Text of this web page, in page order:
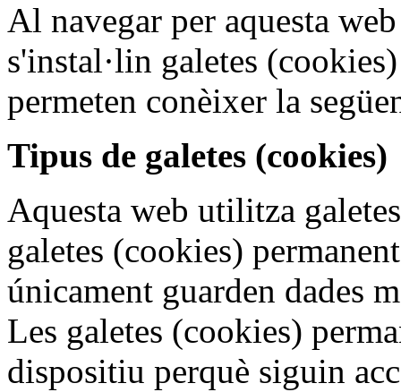
Al navegar per aquesta
s'instal·lin galetes
permeten conèixer la
Tipus de galetes (cookies)
Aquesta web utilitza
galetes (cookies)
únicament guarden dades
Les galetes (cookies)
dispositiu perquè siguin